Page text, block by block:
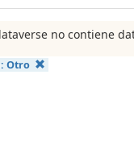
no contiene
Otro